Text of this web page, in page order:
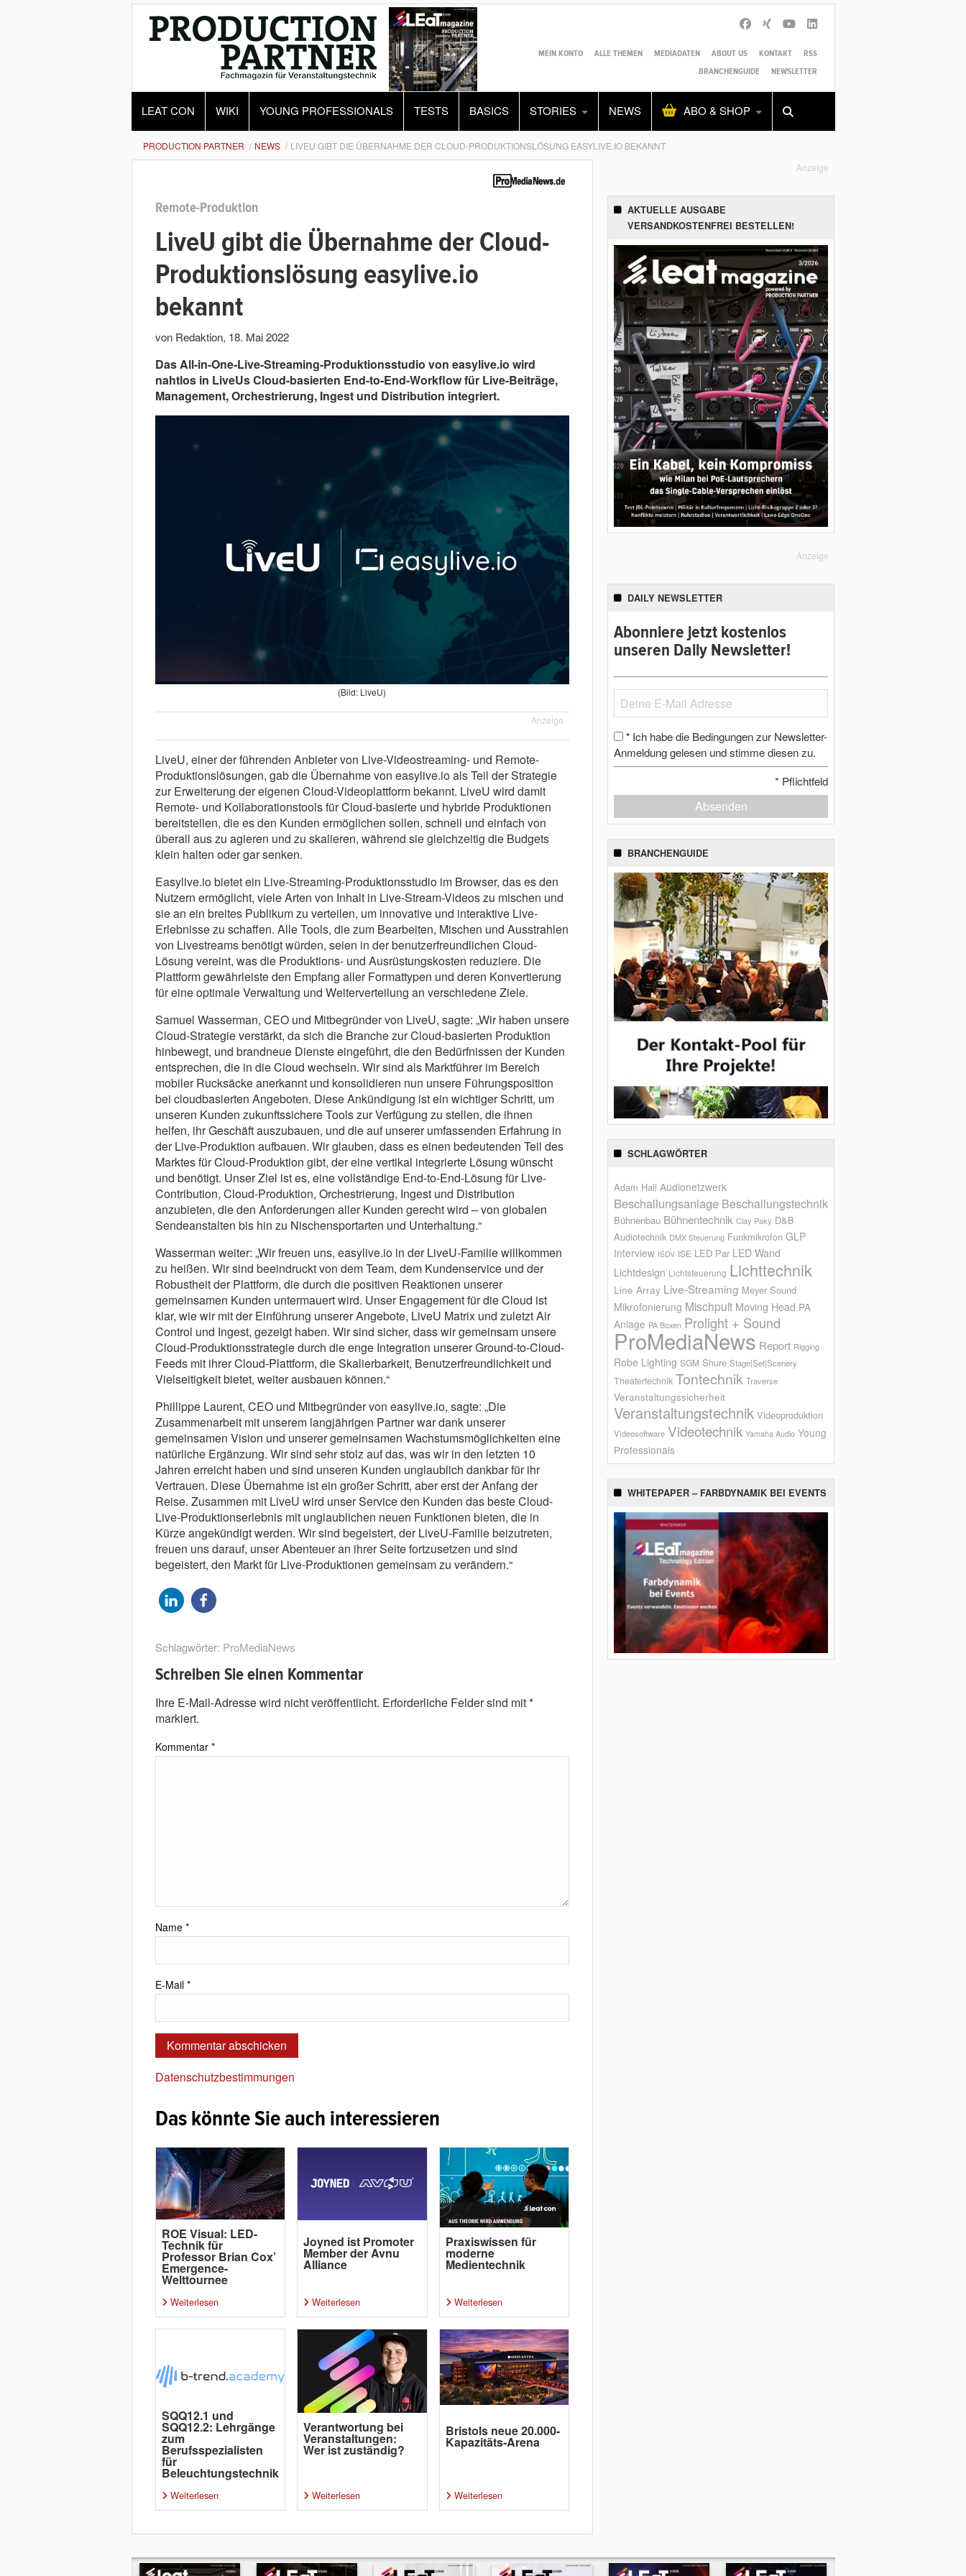
MEIN KONTO ALLE THEMEN MEDIADATEN ABOUT US KONTAKT
RSS
BRANCHENGUIDE
NEWSLETTER
LEAT CON WIKI YOUNG PROFESSIONALS TESTS BASICS STORIES NEWS ABO & SHOP
Alles Shop SUCHEN
PRODUCTION PARTNER NEWS LIVEU GIBT DIE ÜBERNAHME DER CLOUD-PRODUKTIONSLÖSUNG EASYLIVE.IO BEKANNT
Remote-Produktion
LiveU gibt die Übernahme der Cloud-
Produktionslösung easylive.io
bekannt
von Redaktion, 18. Mai 2022
Das All-in-One-Live-Streaming-Produktionsstudio von easylive.io wird
nahtlos in LiveUs Cloud-basierten End-to-End-Workflow für Live-Beiträge,
Management, Orchestrierung, Ingest und Distribution integriert.
(Bild: LiveU)
Anzeige
LiveU, einer der führenden Anbieter von Live-Videostreaming- und Remote-
Produktionslösungen, gab die Übernahme von easylive.io als Teil der Strategie
zur Erweiterung der eigenen Cloud-Videoplattform bekannt. LiveU wird damit
Remote- und Kollaborationstools für Cloud-basierte und hybride Produktionen
bereitstellen, die es den Kunden ermöglichen sollen, schnell und einfach von
überall aus zu agieren und zu skalieren, während sie gleichzeitig die Budgets
klein halten oder gar senken.
Easylive.io bietet ein Live-Streaming-Produktionsstudio im Browser, das es den
Nutzern ermöglicht, viele Arten von Inhalt in Live-Stream-Videos zu mischen und
sie an ein breites Publikum zu verteilen, um innovative und interaktive Live-
Erlebnisse zu schaffen. Alle Tools, die zum Bearbeiten, Mischen und Ausstrahlen
von Livestreams benötigt würden, seien in der benutzerfreundlichen Cloud-
Lösung vereint, was die Produktions- und Ausrüstungskosten reduziere. Die
Plattform gewährleiste den Empfang aller Formattypen und deren Konvertierung
für eine optimale Verwaltung und Weiterverteilung an verschiedene Ziele.
Samuel Wasserman, CEO und Mitbegründer von LiveU, sagte: „Wir haben unsere
Cloud-Strategie verstärkt, da sich die Branche zur Cloud-basierten Produktion
hinbewegt, und brandneue Dienste eingeführt, die den Bedürfnissen der Kunden
entsprechen, die in die Cloud wechseln. Wir sind als Marktführer im Bereich
mobiler Rucksäcke anerkannt und konsolidieren nun unsere Führungsposition
bei cloudbasierten Angeboten. Diese Ankündigung ist ein wichtiger Schritt, um
unseren Kunden zukunftssichere Tools zur Verfügung zu stellen, die ihnen
helfen, ihr Geschäft auszubauen, und die auf unserer umfassenden Erfahrung in
der Live-Produktion aufbauen. Wir glauben, dass es einen bedeutenden Teil des
Marktes für Cloud-Produktion gibt, der eine vertikal integrierte Lösung wünscht
und benötigt. Unser Ziel ist es, eine vollständige End-to-End-Lösung für Live-
Contribution, Cloud-Produktion, Orchestrierung, Ingest und Distribution
anzubieten, die den Anforderungen aller Kunden gerecht wird – von globalen
Sendeanstalten bis hin zu Nischensportarten und Unterhaltung.“
Wasserman weiter: „Wir freuen uns, easylive.io in der LiveU-Familie willkommen
zu heißen. Wir sind beeindruckt von dem Team, dem Kundenservice und der
Robustheit der Plattform, die durch die positiven Reaktionen unserer
gemeinsamen Kunden untermauert wird. Unser Engagement für die Cloud ist
klar, wie wir mit der Einführung unserer Angebote, LiveU Matrix und zuletzt Air
Control und Ingest, gezeigt haben. Wir sind sicher, dass wir gemeinsam unsere
Cloud-Produktionsstrategie durch die enge Integration unserer Ground-to-Cloud-
Feeds mit ihrer Cloud-Plattform, die Skalierbarkeit, Benutzerfreundlichkeit und
Vielseitigkeit bietet, weiter ausbauen können.“
Phillippe Laurent, CEO und Mitbegründer von easylive.io, sagte: „Die
Zusammenarbeit mit unserem langjährigen Partner war dank unserer
gemeinsamen Vision und unserer gemeinsamen Wachstumsmöglichkeiten eine
natürliche Ergänzung. Wir sind sehr stolz auf das, was wir in den letzten 10
Jahren erreicht haben und sind unseren Kunden unglaublich dankbar für ihr
Vertrauen. Diese Übernahme ist ein großer Schritt, aber erst der Anfang der
Reise. Zusammen mit LiveU wird unser Service den Kunden das beste Cloud-
Live-Produktionserlebnis mit unglaublichen neuen Funktionen bieten, die in
Kürze angekündigt werden. Wir sind begeistert, der LiveU-Familie beizutreten,
freuen uns darauf, unser Abenteuer an ihrer Seite fortzusetzen und sind
begeistert, den Markt für Live-Produktionen gemeinsam zu verändern.“
Schlagwörter: ProMediaNews
Schreiben Sie einen Kommentar
Ihre E-Mail-Adresse wird nicht veröffentlicht. Erforderliche Felder sind mit*
markiert.
Kommentar *
Name *
E-Mail *
Datenschutzbestimmungen
Das könnte Sie auch interessieren
ROE Visual: LED-
Technik für
Professor Brian Cox’
Emergence-
Welttournee
Weiterlesen
Joyned ist Promoter
Member der Avnu
Alliance
Weiterlesen
Praxiswissen für
moderne
Medientechnik
Weiterlesen
SQQ12.1 und
SQQ12.2: Lehrgänge
zum
Berufsspezialisten
für
Beleuchtungstechnik
Weiterlesen
Verantwortung bei
Veranstaltungen:
Wer ist zuständig?
Weiterlesen
Bristols neue 20.000-
Kapazitäts-Arena
Weiterlesen
Anzeige
AKTUELLE AUSGABE
VERSANDKOSTENFREI BESTELLEN!
Anzeige
DAILY NEWSLETTER
Abonniere jetzt kostenlos
unseren Daily Newsletter!
* Ich habe die Bedingungen zur Newsletter-
Anmeldung gelesen und stimme diesen zu.
* Pflichtfeld
Absenden
BRANCHENGUIDE
SCHLAGWÖRTER
Adam Hall Audionetzwerk
Beschallungsanlage Beschallungstechnik
Bühnenbau Bühnentechnik Clay Paky D&B
Audiotechnik DMX Steuerung Funkmikrofon GLP
Interview ISDV ISE LED Par LED Wand
Lichtdesign Lichtsteuerung Lichttechnik
Line Array Live-Streaming Meyer Sound
Mikrofonierung Mischpult Moving Head PA
Anlage PA Boxen Prolight + Sound
ProMediaNews Report Rigging
Robe Lighting SGM Shure Stage|Set|Scenery
Theatertechnik Tontechnik Traverse
Veranstaltungssicherheit
Veranstaltungstechnik Videoproduktion
Videosoftware Videotechnik Yamaha Audio Young
Professionals
WHITEPAPER – FARBDYNAMIK BEI EVENTS